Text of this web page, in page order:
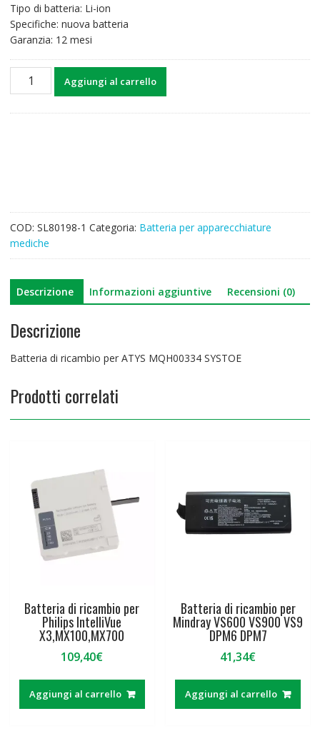
Tipo di batteria: Li-ion
Specifiche: nuova batteria
Garanzia: 12 mesi
Batteria
Aggiungi al carrello
COD: SL80198-1 Categoria: Batteria per apparecchiature
mediche
Descrizione Informazioni aggiuntive Recensioni (0)
Descrizione
Batteria di ricambio per ATYS MQH00334 SYSTOE
Prodotti correlati
Batteria di ricambio per
Philips IntelliVue
X3,MX100,MX700
109,40€
Aggiungi al carrello
Batteria di ricambio per
Mindray VS600 VS900 VS9
DPM6 DPM7
41,34€
Aggiungi al carrello